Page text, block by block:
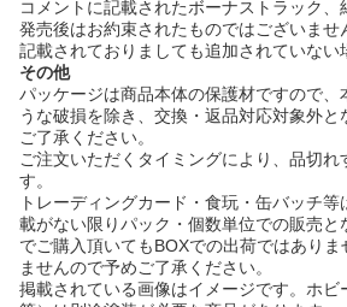
コメントに記載されたボーナストラック、
発売後はお約束されたものではございませ
記載されておりましても追加されていない
その他
パッケージは商品本体の保護材ですので、
うな破損を除き、交換・返品対応対象外と
ご了承ください。
ご注文いただくタイミングにより、品切れ
す。
トレーディングカード・食玩・缶バッチ
載がない限りパック・個数単位での販売と
でご購入頂いてもBOXでの出荷ではありま
ませんので予めご了承ください。
掲載されている画像はイメージです。ホビ